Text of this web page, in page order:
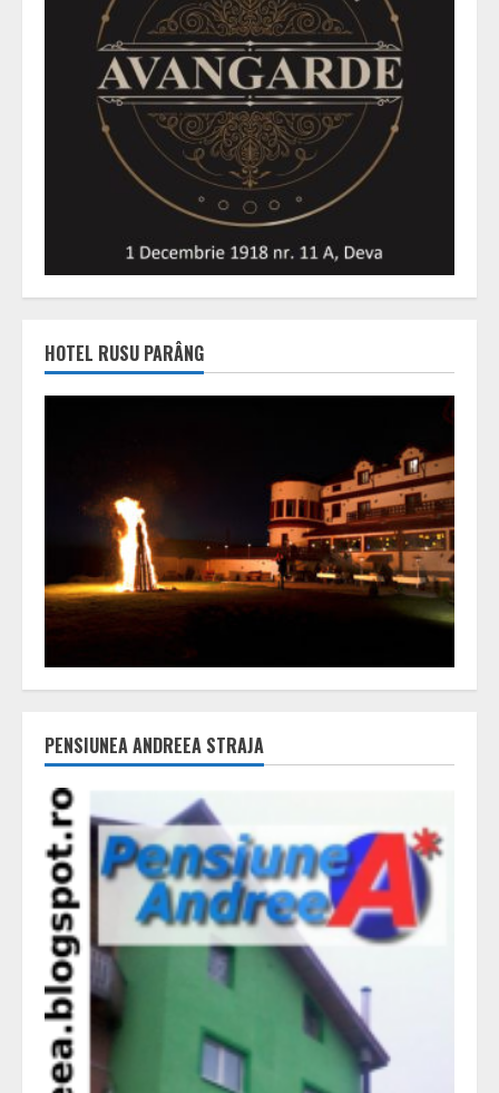
HOTEL RUSU PARÂNG
PENSIUNEA ANDREEA STRAJA